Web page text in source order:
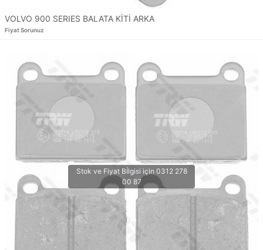
VOLVO 900 SERIES BALATA KİTİ ARKA
Fiyat Sorunuz